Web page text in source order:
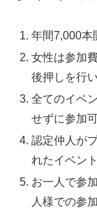
年間7,000本
女性は参加
後押しを行
全てのイベ
せずに参加
認定仲人が
れたイベン
お一人で参
人様での参加